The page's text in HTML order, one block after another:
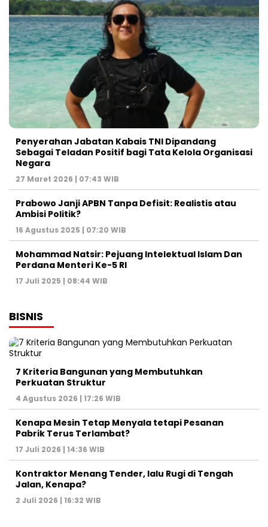
Penyerahan Jabatan Kabais TNI Dipandang
Sebagai Teladan Positif bagi Tata Kelola Organisasi
Negara
27 Maret 2026 | 07:43 WIB
Prabowo Janji APBN Tanpa Defisit: Realistis atau
Ambisi Politik?
16 Agustus 2025 | 07:20 WIB
Mohammad Natsir: Pejuang Intelektual Islam Dan
Perdana Menteri Ke-5 RI
17 Juli 2025 | 08:44 WIB
BISNIS
7 Kriteria Bangunan yang Membutuhkan
Perkuatan Struktur
4 Agustus 2026 | 17:26 WIB
Kenapa Mesin Tetap Menyala tetapi Pesanan
Pabrik Terus Terlambat?
17 Juli 2026 | 14:36 WIB
Kontraktor Menang Tender, lalu Rugi di Tengah
Jalan, Kenapa?
2 Juli 2026 | 16:32 WIB